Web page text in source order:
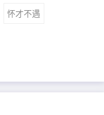
怀才不遇